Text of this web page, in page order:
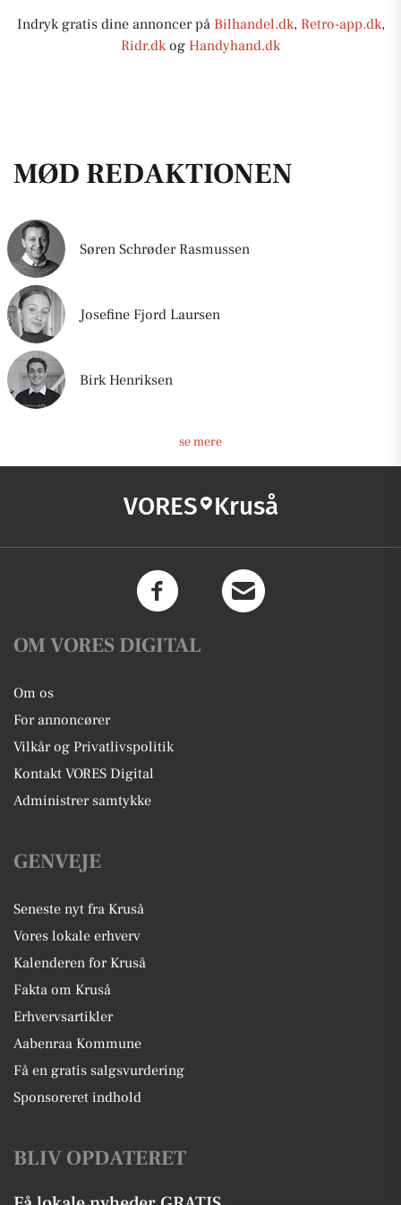
usb-c tilslutning, dæktryksmåler, isofix,
automatisk lys, automatisk nødassistent,
automatisk nødbremsesystem, esp,
stofindtræk, multifunktionsrat,
højdejust. førersæde, splitbagsæde, el-
sidespejle, cd/radio, dæktryksmåler,
Indryk gratis dine annoncer på Bilhandel.dk, Retro-app.dk,
Ridr.dkog Handyhand.dk
MØD REDAKTIONEN
Søren Schrøder Rasmussen
Josefine Fjord Laursen
Birk Henriksen
se mere
VORES Kruså
OM VORES DIGITAL
Om os
For annoncører
Vilkår og Privatlivspolitik
Kontakt VORES Digital
Administrer samtykke
GENVEJE
Seneste nyt fra Kruså
Vores lokale erhverv
Kalenderen for Kruså
Fakta om Kruså
Erhvervsartikler
Aabenraa Kommune
Få en gratis salgsvurdering
Sponsoreret indhold
BLIV OPDATERET